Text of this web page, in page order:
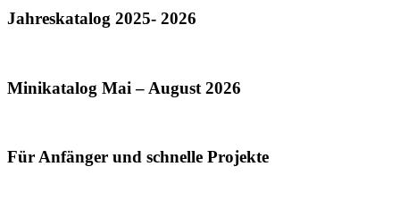
Jahreskatalog 2025- 2026
Minikatalog Mai – August 2026
Für Anfänger und schnelle Projekte